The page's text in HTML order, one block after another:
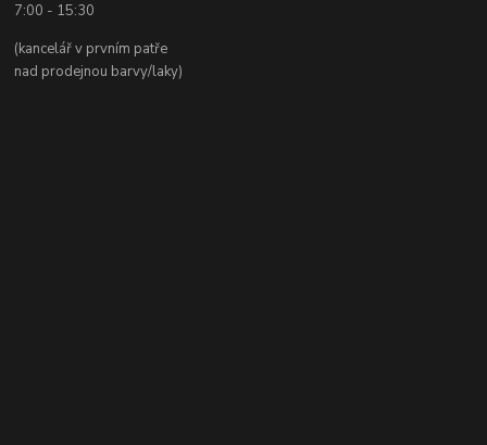
7:00 - 15:30
(kancelář v prvním patře
nad prodejnou barvy/laky)